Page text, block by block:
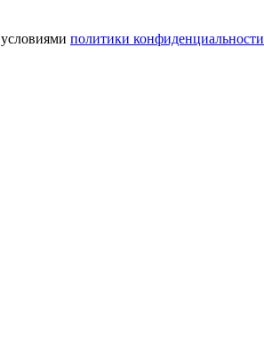
политики конфиденциальности